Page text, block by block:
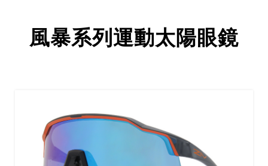
風暴系列運動太陽眼鏡